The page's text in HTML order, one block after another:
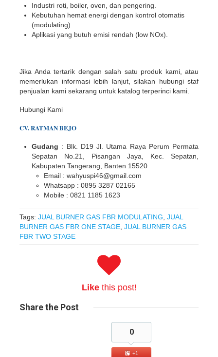
Industri roti, boiler, oven, dan pengering.
Kebutuhan hemat energi dengan kontrol otomatis
(modulating).
Aplikasi yang butuh emisi rendah (low NOx).
Jika Anda tertarik dengan salah satu produk kami, atau
memerlukan informasi lebih lanjut, silakan hubungi staf
penjualan kami sekarang untuk katalog terperinci kami.
Hubungi Kami
CV. RATMAN BEJO
Gudang : Blk. D19 Jl. Utama Raya Perum Permata
Sepatan No.21, Pisangan Jaya, Kec. Sepatan,
Kabupaten Tangerang, Banten 15520
Email : wahyuspi46@gmail.com
Whatsapp : 0895 3287 02165
Mobile : 0821 1185 1623
Tags: JUAL BURNER GAS FBR MODULATING, JUAL
BURNER GAS FBR ONE STAGE, JUAL BURNER GAS
FBR TWO STAGE
Likethis post!
Sharethe Post
0
+1